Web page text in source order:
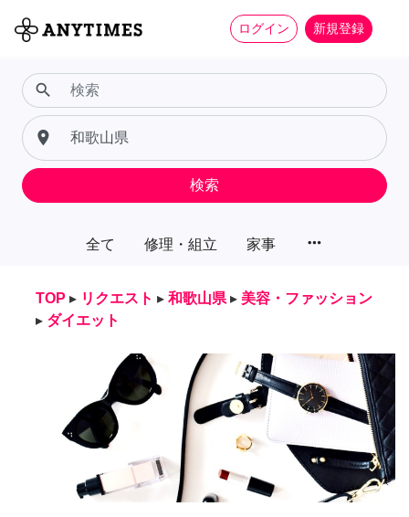
ログイン 新規登録
全て 修理・組立 家事 more_horiz
search
place
検索
TOP ▸ リクエスト ▸ 和歌山県 ▸ 美容・ファッション
▸ ダイエット